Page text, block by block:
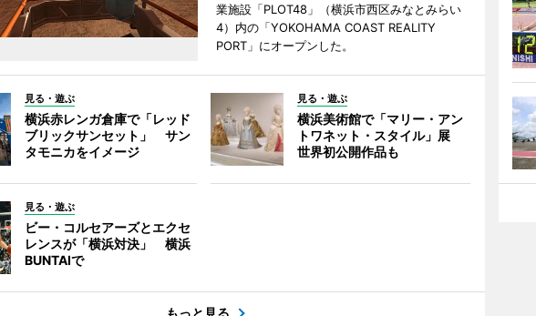
業施設「PLOT48」（横浜市西区みなとみらい
4）内の「YOKOHAMA COAST REALITY
PORT」にオープンした。
見る・遊ぶ
横浜赤レンガ倉庫で「レッド
ブリックサンセット」 サン
タモニカをイメージ
見る・遊ぶ
横浜美術館で「マリー・アン
トワネット・スタイル」展
世界初公開作品も
見る・遊ぶ
ビー・コルセアーズとエクセ
レンスが「横浜対決」 横浜
BUNTAIで